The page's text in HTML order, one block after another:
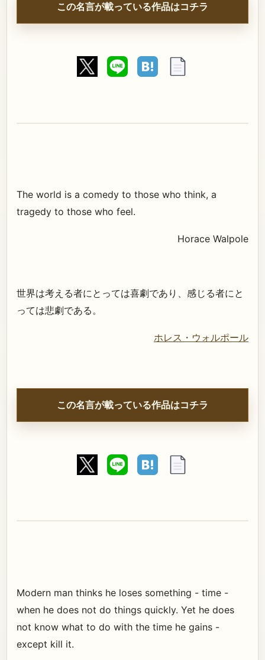
この名言が載っている作品はコチラ
The world is a comedy to those who think, a
tragedy to those who feel.
Horace Walpole
世界は考える者にとっては喜劇であり、感じる者にと
っては悲劇である。
ホレス・ウォルポール
この名言が載っている作品はコチラ
Modern man thinks he loses something - time -
when he does not do things quickly. Yet he does
not know what to do with the time he gains -
except kill it.